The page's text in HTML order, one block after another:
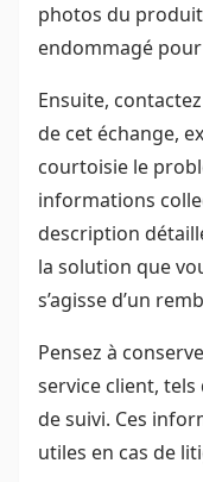
photos du
endommagé
Ensuite,
de cet échange,
courtoisie le
informations
description
la solution que
s’agisse d’un
Pensez à
service client,
de suivi. Ces
utiles en cas de